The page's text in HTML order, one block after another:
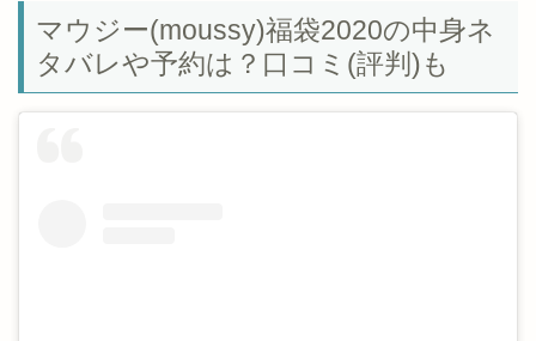
マウジー(moussy)福袋2020の中身ネ
タバレや予約は？口コミ(評判)も